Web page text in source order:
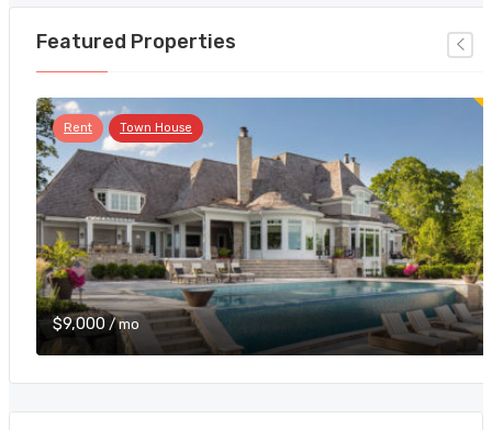
Featured Properties
Rent Town House
$9,000 / mo